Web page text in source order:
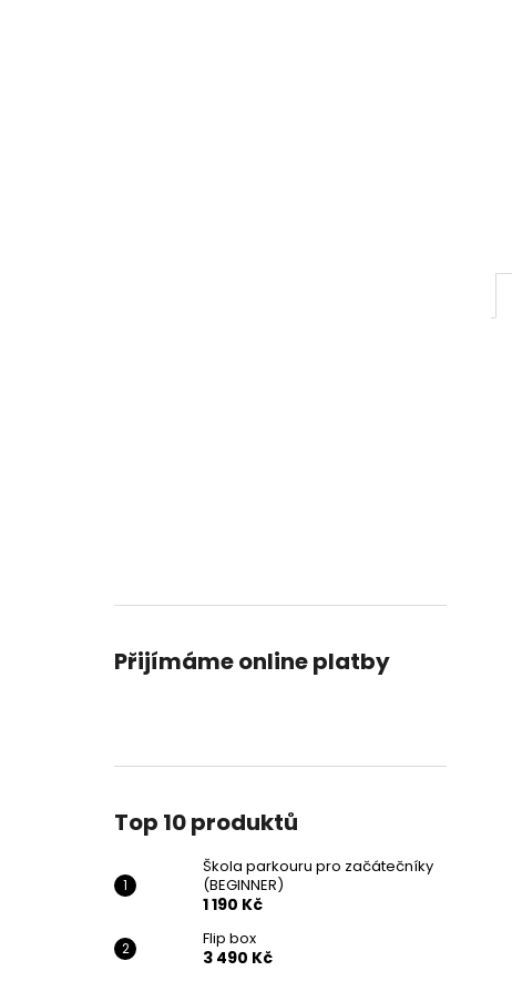
Přijímáme online platby
Top 10 produktů
Škola parkouru pro začátečníky
(BEGINNER)
1 190 Kč
Flip box
3 490 Kč